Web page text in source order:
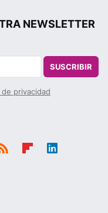
NEWSLETTER
SUSCRIBIR
privacidad